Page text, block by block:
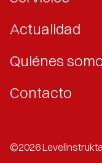
Actualidad
Quiénes
Contacto
©2026 Levelinstrukta